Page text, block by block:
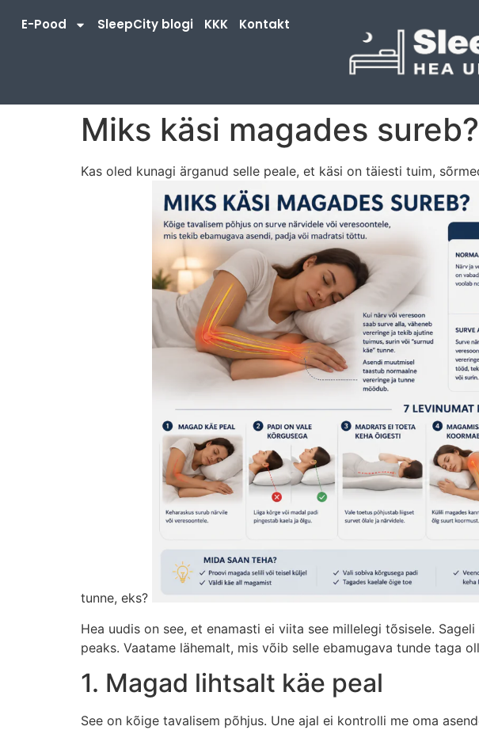
E-Pood SleepCity blogi KKK Kontakt
Miks käsi magades
Kas oled kunagi ärganud selle peale, et käsi on täiesti tuim,
tunne, eks?
Hea uudis on see, et enamasti ei viita see millelegi tõsisele.
peaks. Vaatame lähemalt, mis võib selle ebamugava tunde taga
1. Magad lihtsalt käe peal
See on kõige tavalisem põhjus. Une ajal ei kontrolli me oma